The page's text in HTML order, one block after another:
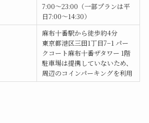
7:00〜23:00（一部プランは平
日7:00〜14:30）
麻布十番駅から徒歩約4分
東京都港区三田1丁目7−1 パー
クコート麻布十番ザタワー 1階
駐車場は提携していないため、
周辺のコインパーキングを利用